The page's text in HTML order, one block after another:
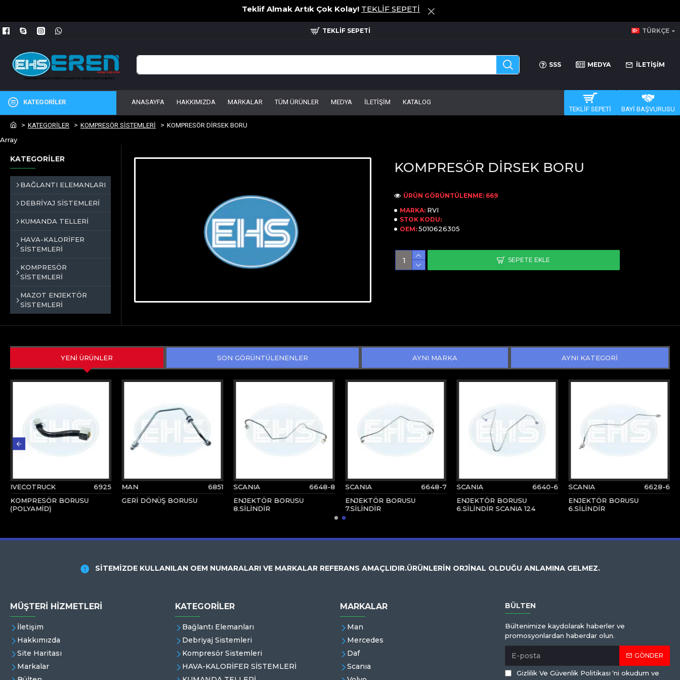
Teklif Almak Artık Çok Kolay! TEKLİF SEPETİ
TEKLİF SEPETİ TÜRKÇE
SSS MEDYA İLETİŞİM
KATEGORİLER ANASAYFA HAKKIMIZDA MARKALAR TÜM ÜRÜNLER MEDYA İLETİŞİM
KATALOG
TEKLİF SEPETİ
BAYİ BAŞVURUSU
KATEGORİLER KOMPRESÖR SİSTEMLERİ KOMPRESÖR DİRSEK BORU
Array
KATEGORİLER
BAĞLANTI ELEMANLARI
DEBRİYAJ SİSTEMLERİ
KUMANDA TELLERİ
HAVA-KALORİFER
SİSTEMLERİ
KOMPRESÖR
SİSTEMLERİ
MAZOT ENJEKTÖR
SİSTEMLERİ
KOMPRESÖR DİRSEK BORU
MARKA: RVI
STOK KODU:
OEM: 5010626305
ÜRÜN GÖRÜNTÜLENME: 669
SEPETE EKLE
YENİ ÜRÜNLER SON GÖRÜNTÜLENENLER AYNI MARKA AYNI KATEGORİ
IVECOTRUCK
6925
KOMPRESÖR BORUSU
(POLYAMİD)
MAN
6851
GERİ DÖNÜŞ BORUSU
SCANIA
6648-8
ENJEKTÖR BORUSU
8.SİLİNDİR
SCANIA
6648-7
ENJEKTÖR BORUSU
7.SİLİNDİR
SCANIA
6640-6
ENJEKTÖR BORUSU
6.SİLİNDİR SCANIA 124
SCANIA
6628-6
ENJEKTÖR BORUSU
6.SİLİNDİR
SİTEMİZDE KULLANILAN OEM NUMARALARI VE MARKALAR REFERANS AMAÇLIDIR.ÜRÜNLERİN ORJİNAL OLDUĞU ANLAMINA GELMEZ.
MÜŞTERI HIZMETLERI
İletişim
Hakkımızda
Site Haritası
Markalar
KATEGORİLER
Bağlantı Elemanları
Debriyaj Sistemleri
Kompresör Sistemleri
HAVA-KALORİFER SİSTEMLERİ
MARKALAR
Man
Mercedes
Daf
Scanıa
BÜLTEN
Bültenimize kaydolarak haberler ve
promosyonlardan haberdar olun.
GÖNDER
Gizlilik Ve Güvenlik Politikası 'ni okudum ve